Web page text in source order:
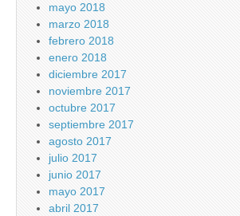
mayo 2018
marzo 2018
febrero 2018
enero 2018
diciembre 2017
noviembre 2017
octubre 2017
septiembre 2017
agosto 2017
julio 2017
junio 2017
mayo 2017
abril 2017